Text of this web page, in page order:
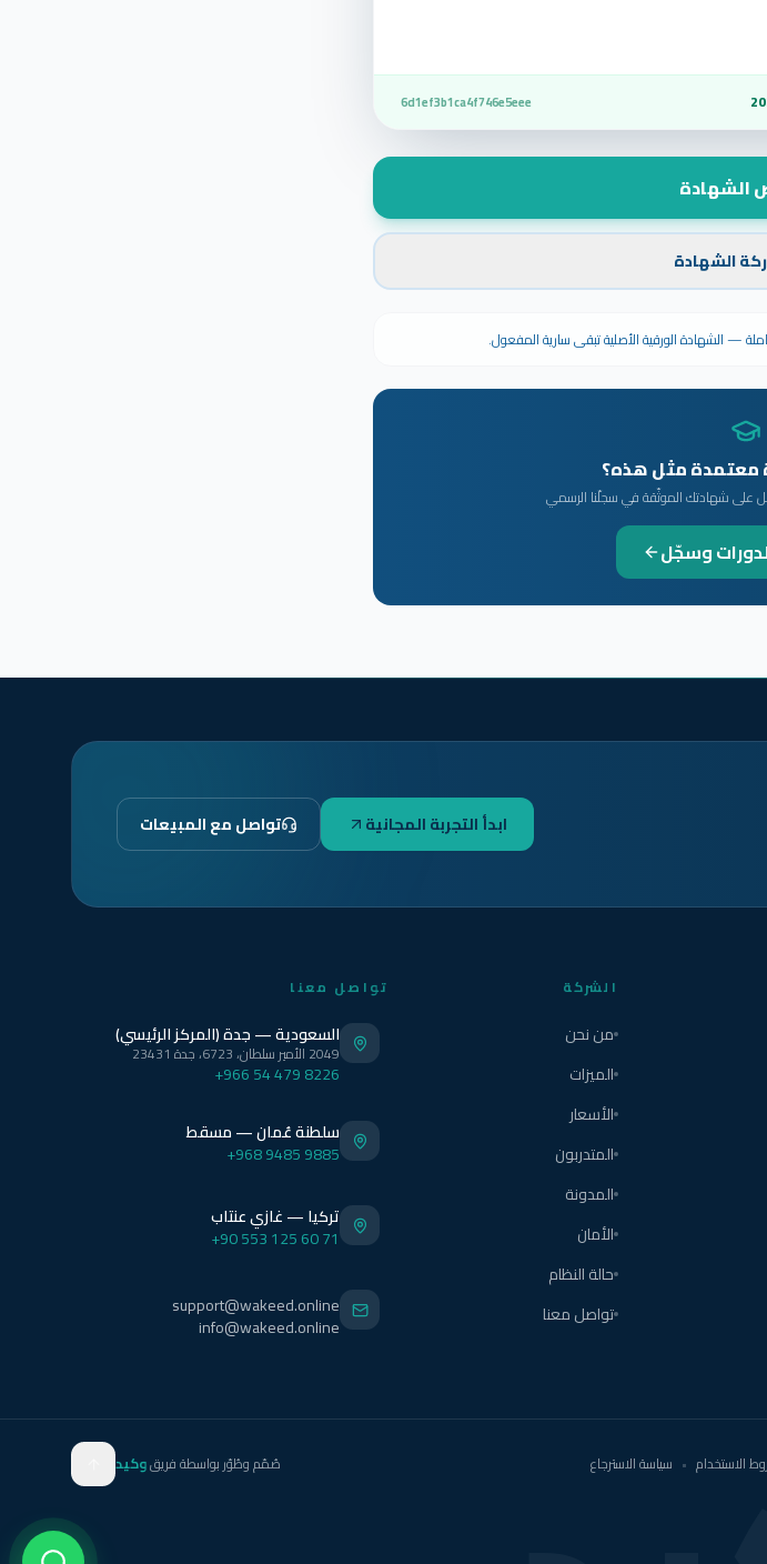
6d1ef3b1ca4f746e5eee
الشهادة
الشهادة
معتمدة مثل هذه؟
على شهادتك الموثّقة في سجلّنا الرسمي
وسجّل
ابدأ التجربة المجانية تواصل مع المبيعات
الشركة
من نحن
الميزات
الأسعار
المتدربون
المدونة
الأمان
حالة النظام
تواصل معنا
تواصل معنا
السعودية — جدة (المركز الرئيسي)
2049 الأمير سلطان، 6723، جدة 23431
+966 54 479 8226
سلطنة عُمان — مسقط
+968 9485 9885
تركيا — غازي عنتاب
+90 553 125 60 71
support@wakeed.online
info@wakeed.online
الاستخدام • سياسة الاسترجاع صُمّم وطُوّر بواسطة فريقوكيد